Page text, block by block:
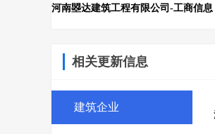
河南曌达建筑工程有限公司-工商信息
相关更新信息
建筑企业